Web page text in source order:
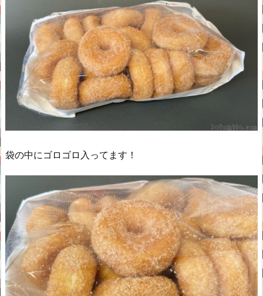
袋の中にゴロゴロ入ってます！